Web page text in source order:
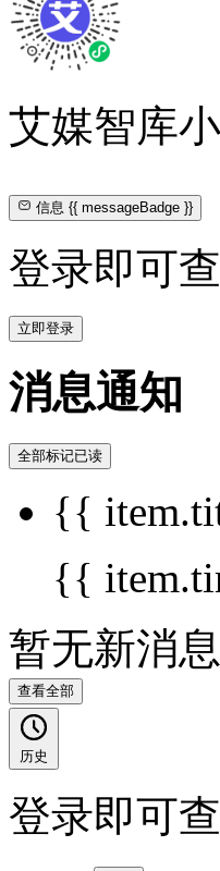
艾媒智库
信息{{ messageBadge }}
登录即可
立即登录
消息通知
全部标记已读
{{
{{
暂无新消息
查看全部
历史
登录即可